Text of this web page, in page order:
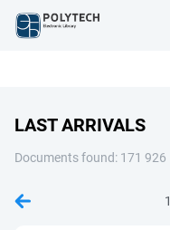
LAST ARRIVALS
Documents found: 171 926
1